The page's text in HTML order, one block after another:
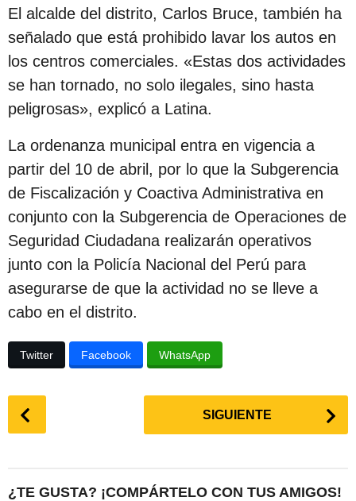
ó
n
El alcalde del distrito, Carlos Bruce, también ha
señalado que está prohibido lavar los autos en
los centros comerciales. «Estas dos actividades
se han tornado, no solo ilegales, sino hasta
peligrosas», explicó a Latina.
La ordenanza municipal entra en vigencia a
partir del 10 de abril, por lo que la Subgerencia
de Fiscalización y Coactiva Administrativa en
conjunto con la Subgerencia de Operaciones de
Seguridad Ciudadana realizarán operativos
junto con la Policía Nacional del Perú para
asegurarse de que la actividad no se lleve a
cabo en el distrito.
Twitter Facebook WhatsApp
o
P
SIGUIENTE
¿TE GUSTA? ¡COMPÁRTELO CON TUS AMIGOS!